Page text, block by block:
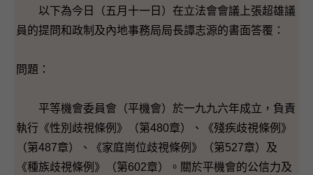
以下為今日（五月十一日）在立法會會議上張超雄議
員的提問和政制及內地事務局局長譚志源的書面答覆：
問題：
平等機會委員會（平機會）於一九九六年成立，負責
執行《性別歧視條例》（第480章）、《殘疾歧視條例》
（第487章）、《家庭崗位歧視條例》（第527章）及
《種族歧視條例》（第602章）。關於平機會的公信力及